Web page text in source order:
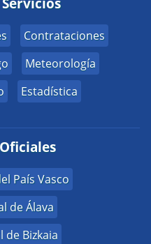
Contrataciones
Meteorología
Estadística
País Vasco
de Álava
de Bizkaia